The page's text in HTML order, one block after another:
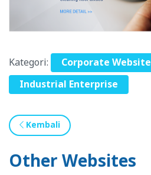
Kategori:
Corporate Website
Industrial Enterprise
Kembali
Other Websites